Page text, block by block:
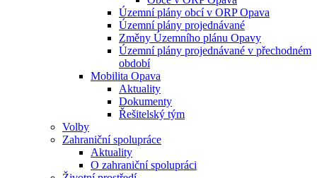
Územní plány obcí v ORP Opava
Územní plány projednávané
Změny Územního plánu Opavy
Územní plány projednávané v přechodném
období
Mobilita Opava
Aktuality
Dokumenty
Řešitelský tým
Volby
Zahraniční spolupráce
Aktuality
O zahraniční spolupráci